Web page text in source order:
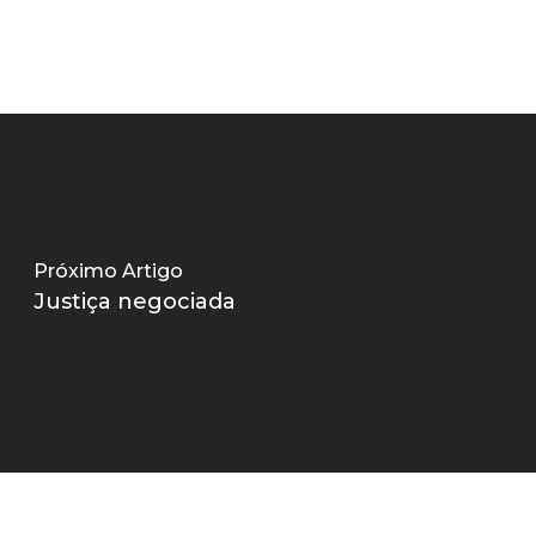
Próximo Artigo
Justiça negociada